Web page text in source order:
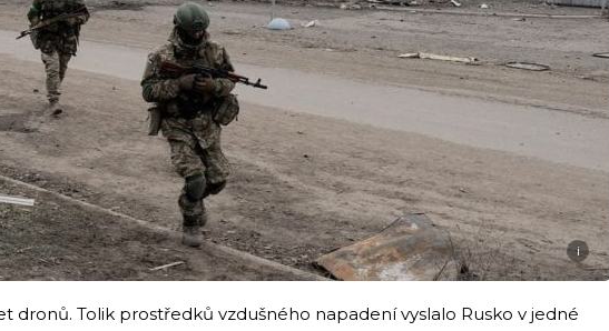
i
dronů. Tolik prostředků vzdušného napadení vyslalo Rusko v jedné